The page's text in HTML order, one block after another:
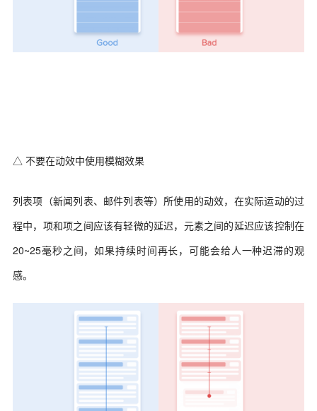
△ 不要在动效中使用模糊效果
列表项（新闻列表、邮件列表等）所使用的动效，在实际运动的过
程中，项和项之间应该有轻微的延迟，元素之间的延迟应该控制在
20~25毫秒之间，如果持续时间再长，可能会给人一种迟滞的观
感。